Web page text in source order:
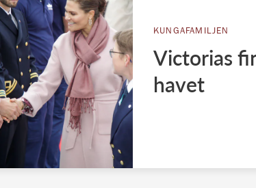
KUNGAFAMILJEN
Victorias
havet